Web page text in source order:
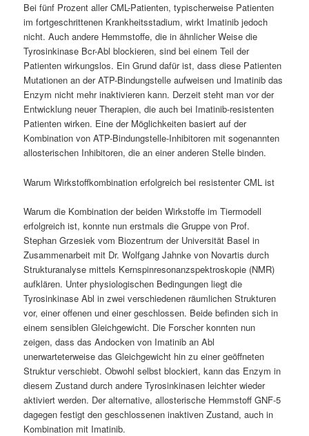
Bei fünf Prozent aller CML-Patienten, typischerweise Patienten
im fortgeschrittenen Krankheitsstadium, wirkt Imatinib jedoch
nicht. Auch andere Hemmstoffe, die in ähnlicher Weise die
Tyrosinkinase Bcr-Abl blockieren, sind bei einem Teil der
Patienten wirkungslos. Ein Grund dafür ist, dass diese Patienten
Mutationen an der ATP-Bindungstelle aufweisen und Imatinib das
Enzym nicht mehr inaktivieren kann. Derzeit steht man vor der
Entwicklung neuer Therapien, die auch bei Imatinib-resistenten
Patienten wirken. Eine der Möglichkeiten basiert auf der
Kombination von ATP-Bindungstelle-Inhibitoren mit sogenannten
allosterischen Inhibitoren, die an einer anderen Stelle binden.
Warum Wirkstoffkombination erfolgreich bei resistenter CML ist
Warum die Kombination der beiden Wirkstoffe im Tiermodell
erfolgreich ist, konnte nun erstmals die Gruppe von Prof.
Stephan Grzesiek vom Biozentrum der Universität Basel in
Zusammenarbeit mit Dr. Wolfgang Jahnke von Novartis durch
Strukturanalyse mittels Kernspinresonanzspektroskopie (NMR)
aufklären. Unter physiologischen Bedingungen liegt die
Tyrosinkinase Abl in zwei verschiedenen räumlichen Strukturen
vor, einer offenen und einer geschlossen. Beide befinden sich in
einem sensiblen Gleichgewicht. Die Forscher konnten nun
zeigen, dass das Andocken von Imatinib an Abl
unerwarteterweise das Gleichgewicht hin zu einer geöffneten
Struktur verschiebt. Obwohl selbst blockiert, kann das Enzym in
diesem Zustand durch andere Tyrosinkinasen leichter wieder
aktiviert werden. Der alternative, allosterische Hemmstoff GNF-5
dagegen festigt den geschlossenen inaktiven Zustand, auch in
Kombination mit Imatinib.